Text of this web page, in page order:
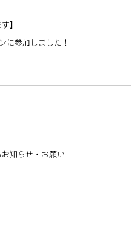
】
に参加しました！
知らせ・お願い